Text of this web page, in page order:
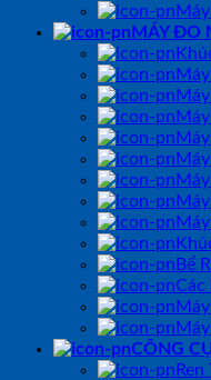
MÁY ĐO
Bể
Các
CÔNG
Ren